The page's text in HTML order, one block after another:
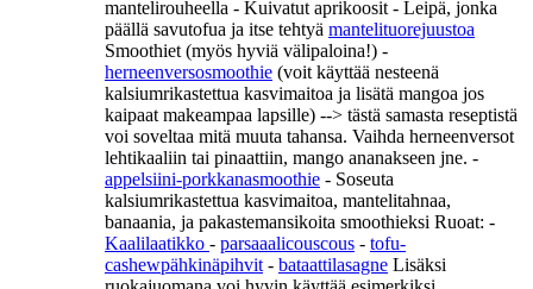
mantelirouheella - Kuivatut aprikoosit - Leipä, jonka
päällä savutofua ja itse tehtyä mantelituorejuustoa
Smoothiet (myös hyviä välipaloina!) -
herneenversosmoothie (voit käyttää nesteenä
kalsiumrikastettua kasvimaitoa ja lisätä mangoa jos
kaipaat makeampaa lapsille) --> tästä samasta reseptistä
voi soveltaa mitä muuta tahansa. Vaihda herneenversot
lehtikaaliin tai pinaattiin, mango ananakseen jne. -
appelsiini-porkkanasmoothie - Soseuta
kalsiumrikastettua kasvimaitoa, mantelitahnaa,
banaania, ja pakastemansikoita smoothieksi Ruoat: -
Kaalilaatikko - parsaaalicouscous - tofu-
cashewpähkinäpihvit - bataattilasagne Lisäksi